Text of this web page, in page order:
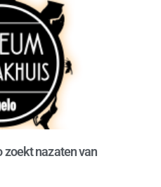
nazaten van